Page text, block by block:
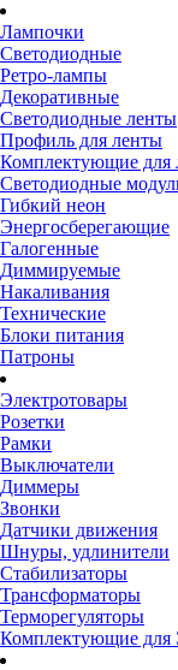
Лампочки
Светодиодные
Ретро-лампы
Декоративные
Светодиодные ленты
Профиль для ленты
Комплектующие для
Светодиодные
Гибкий неон
Энергосберегающие
Галогенные
Диммируемые
Накаливания
Технические
Блоки питания
Патроны
Электротовары
Розетки
Рамки
Выключатели
Диммеры
Звонки
Датчики движения
Шнуры, удлинители
Стабилизаторы
Трансформаторы
Терморегуляторы
Комплектующие